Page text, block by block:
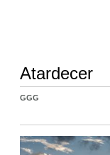
Atardecer
GGG